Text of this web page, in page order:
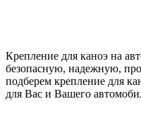
Крепление для каноэ на
безопасную, надежную,
подберем крепление для
для Вас и Вашего